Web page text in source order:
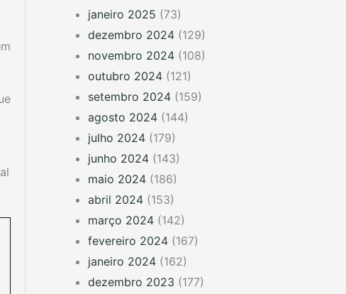
janeiro 2025 (73)
dezembro 2024 (129)
novembro 2024 (108)
outubro 2024 (121)
setembro 2024 (159)
agosto 2024 (144)
julho 2024 (179)
junho 2024 (143)
maio 2024 (186)
abril 2024 (153)
março 2024 (142)
fevereiro 2024 (167)
janeiro 2024 (162)
dezembro 2023 (177)